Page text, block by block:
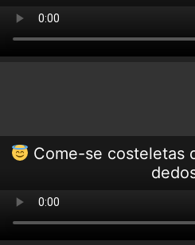
Come-se costeletas